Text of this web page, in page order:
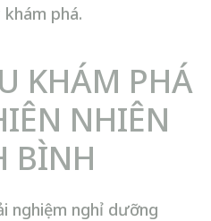
phá.
KHÁM PHÁ
NHIÊN
BÌNH
nghiệm nghỉ dưỡng